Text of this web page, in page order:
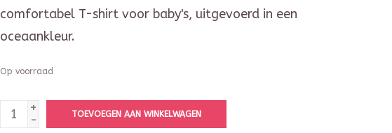
comfortabel T-shirt voor baby's, uitgevoerd in een
oceaankleur.
Op voorraad
+
-
TOEVOEGEN AAN WINKELWAGEN